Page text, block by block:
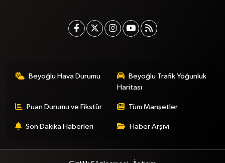
Beyoğlu Hava Durumu
Beyoğlu Trafik Yoğunluk
Haritası
Puan Durumu ve Fikstür Tüm Manşetler
Son Dakika Haberleri Haber Arşivi